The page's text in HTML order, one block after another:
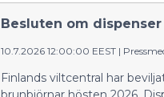
Besluten om
10.7.2026 12:00:00 EEST |
Finlands viltcentral har